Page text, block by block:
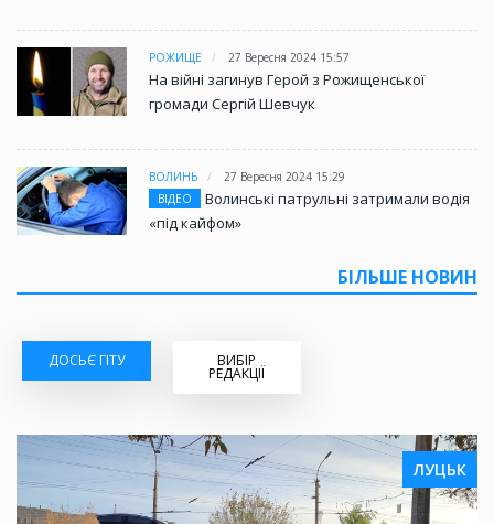
РОЖИЩЕ 27 Вересня 2024 15:57
На війні загинув Герой з Рожищенської
громади Сергій Шевчук
ВОЛИНЬ
27 Вересня 2024 15:29
ВІДЕО
Волинські патрульні затримали водія
«під кайфом»
БІЛЬШЕ НОВИН
ДОСЬЄ ГІТУ ВИБІР
РЕДАКЦІЇ
ЛУЦЬК